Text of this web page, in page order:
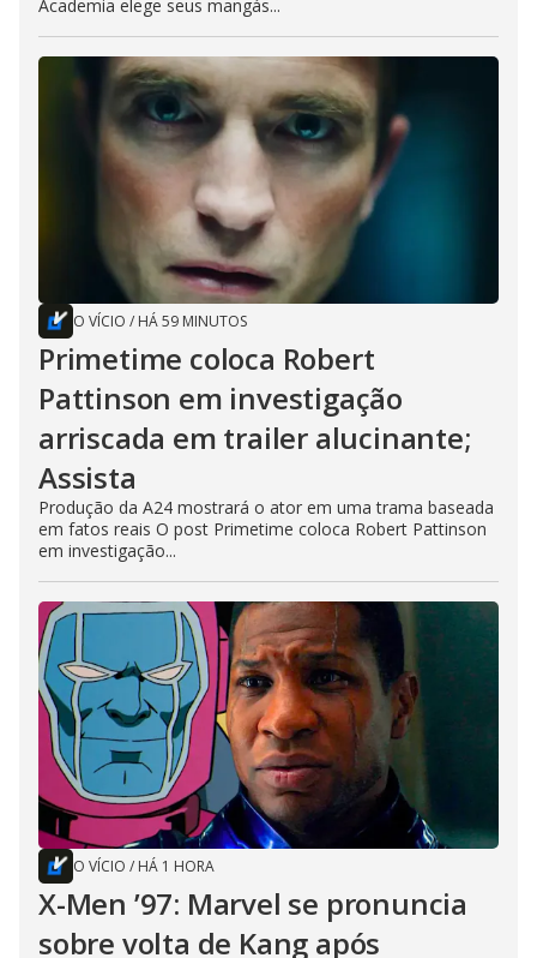
Academia elege seus mangás...
O VÍCIO / HÁ 59 MINUTOS
Primetime coloca Robert
Pattinson em investigação
arriscada em trailer alucinante;
Assista
Produção da A24 mostrará o ator em uma trama baseada
em fatos reais O post Primetime coloca Robert Pattinson
em investigação...
O VÍCIO / HÁ 1 HORA
X-Men ’97: Marvel se pronuncia
sobre volta de Kang após